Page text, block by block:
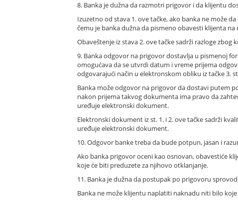
8. Banka je dužna da razmotri prigovor i da klijentu
Izuzetno od stava 1. ove tačke, ako banka ne može
čemu je banka dužna da pismeno obavesti klijenta
Obaveštenje iz stava 2. ove tačke sadrži razloge
9. Banka odgovor na prigovor dostavlja u pismenoj
omogućava da se utvrdi datum i vreme prijema
odgovarajući način u elektronskom obliku iz tačke 3.
Banka može odgovor na prigovor da dostavi putem
nakon prijema takvog dokumenta ima pravo da
uređuje elektronski dokument.
Elektronski dokument iz st. 1. i 2. ove tačke sadrži
uređuje elektronski dokument.
10. Odgovor banke treba da bude potpun, jasan i
Ako banka prigovor oceni kao osnovan, obavestiće
koje će biti preduzete za njihovo otklanjanje.
11. Banka je dužna da postupak po prigovoru
Banka ne može klijentu naplatiti naknadu niti bilo